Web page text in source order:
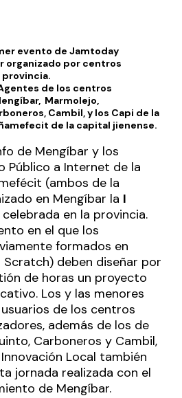
evento de Jamtoday
organizado por centros
provincia.
de los centros
Marmolejo,
Cambil, y los Capi de la
de la capital jienense.
de Mengíbar y los
Público a Internet de la
(ambos de la
en Mengíbar la I
celebrada en la provincia.
en el que los
formados en
deben diseñar por
de horas un proyecto
Los y las menores
de los centros
además de los de
Carboneros y Cambil,
Local también
jornada realizada con el
de Mengíbar.